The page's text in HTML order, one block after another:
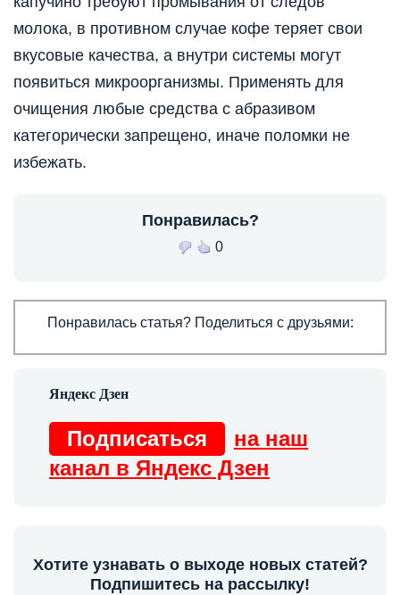
молока, в противном случае кофе теряет свои
вкусовые качества, а внутри системы могут
появиться микроорганизмы. Применять для
очищения любые средства с абразивом
категорически запрещено, иначе поломки не
избежать.
Понравилась?
0
Понравилась статья? Поделиться с друзьями:
Подписаться
на наш
канал в Яндекс Дзен
Хотите узнавать о выходе новых статей?
Подпишитесь на рассылку!